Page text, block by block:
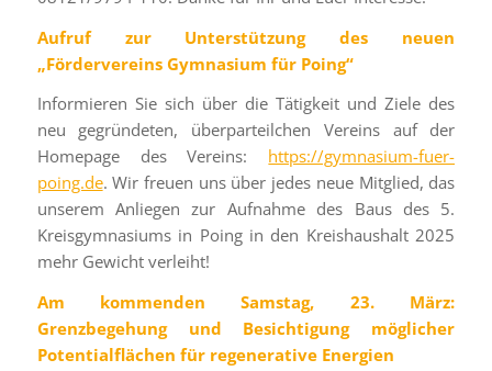
Aufruf zur Unterstützung des neuen
„Fördervereins Gymnasium für Poing“
Informieren Sie sich über die Tätigkeit und Ziele des
neu gegründeten, überparteilchen Vereins auf der
Homepage des Vereins: https://gymnasium-fuer-
poing.de. Wir freuen uns über jedes neue Mitglied, das
unserem Anliegen zur Aufnahme des Baus des 5.
Kreisgymnasiums in Poing in den Kreishaushalt 2025
mehr Gewicht verleiht!
Am kommenden Samstag, 23. März:
Grenzbegehung und Besichtigung möglicher
Potentialflächen für regenerative Energien